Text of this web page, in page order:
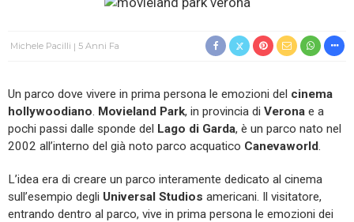
Michele Pacilli 5 Anni Fa
Un parco dove vivere in prima persona le emozioni del cinema
hollywoodiano. Movieland Park, in provincia di Verona e a
pochi passi dalle sponde del Lago di Garda, è un parco nato nel
2002 all’interno del già noto parco acquatico Canevaworld.
L’idea era di creare un parco interamente dedicato al cinema
sull’esempio degli Universal Studios americani. Il visitatore,
entrando dentro al parco, vive in prima persona le emozioni dei